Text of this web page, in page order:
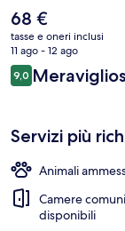
pubblici: Fermata
Fermata del tram di
Il
prezzo
attuale
è
68 €
68 €
tasse e oneri inclusi
11 ago - 12 ago
Recensioni
9,09,0 su 10
Servizi più
Animali
Camere
disponibili